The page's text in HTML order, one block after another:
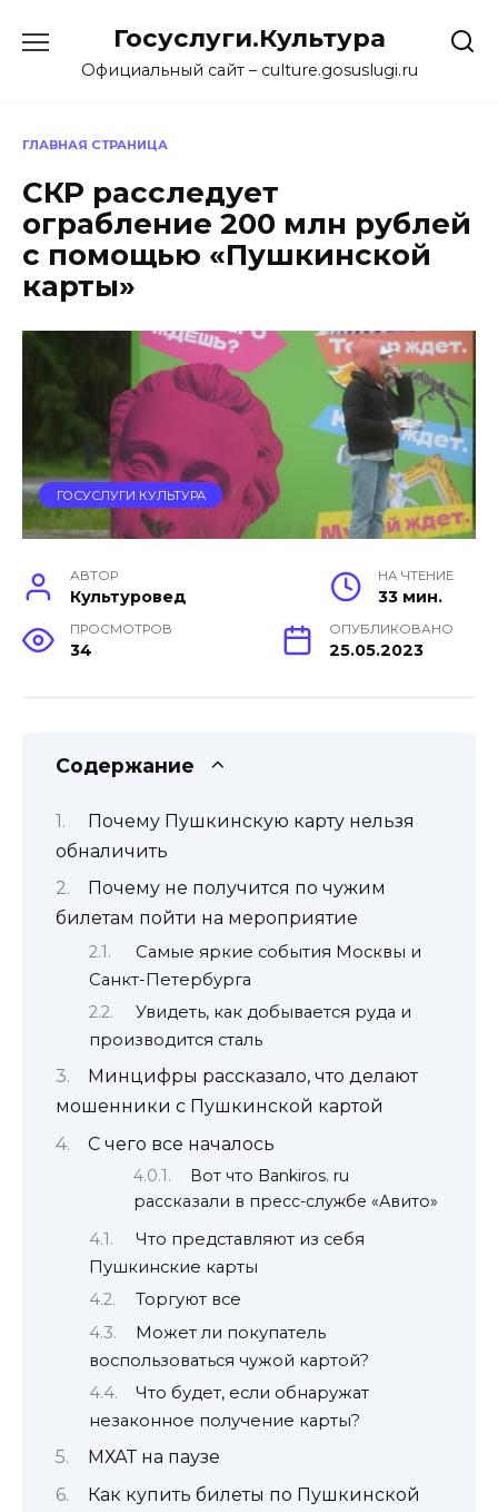
содержанию
Госуслуги.Культура
Официальный сайт – culture.gosuslugi.ru
ГЛАВНАЯ СТРАНИЦА
СКР расследует
ограбление 200 млн рублей
с помощью «Пушкинской
карты»
ГОСУСЛУГИ КУЛЬТУРА
АВТОР
Культуровед
НА ЧТЕНИЕ
33 мин.
ПРОСМОТРОВ
34
ОПУБЛИКОВАНО
25.05.2023
Содержание
Почему Пушкинскую карту нельзя
обналичить
Почему не получится по чужим
билетам пойти на мероприятие
Самые яркие события Москвы и
Санкт-Петербурга
Увидеть, как добывается руда и
производится сталь
Минцифры рассказало, что делают
мошенники с Пушкинской картой
С чего все началось
Вот что Bankiros. ru
рассказали в пресс-службе «Авито»
Что представляют из себя
Пушкинские карты
Торгуют все
Может ли покупатель
воспользоваться чужой картой?
Что будет, если обнаружат
незаконное получение карты?
МХАТ на паузе
Как купить билеты по Пушкинской